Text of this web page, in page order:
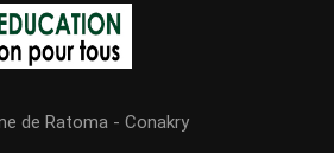
de Ratoma - Conakry